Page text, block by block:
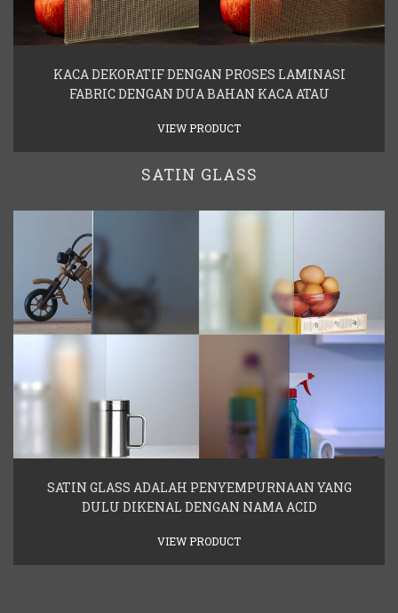
KACA DEKORATIF DENGAN PROSES LAMINASI
FABRIC DENGAN DUA BAHAN KACA ATAU
VIEW PRODUCT
SATIN GLASS
SATIN GLASS ADALAH PENYEMPURNAAN YANG
DULU DIKENAL DENGAN NAMA ACID
VIEW PRODUCT